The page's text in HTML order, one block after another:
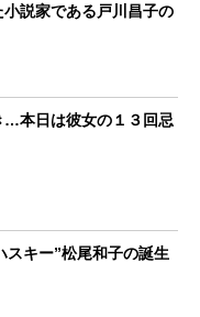
説家である戸川昌子の
…本日は彼女の１３回忌
スキー”松尾和子の誕生